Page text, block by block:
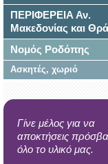
ΠΕΡΙΦΕΡΕΙΑ Αν.
Μακεδονίας και
Νομός Ροδόπης
Ασκητές, χωριό
Γίνε μέλος για να
αποκτήσεις
όλο το υλικό μας.